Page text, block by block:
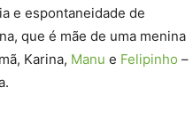
e espontaneidade de
que é mãe de uma menina
Karina, Manu e Felipinho –